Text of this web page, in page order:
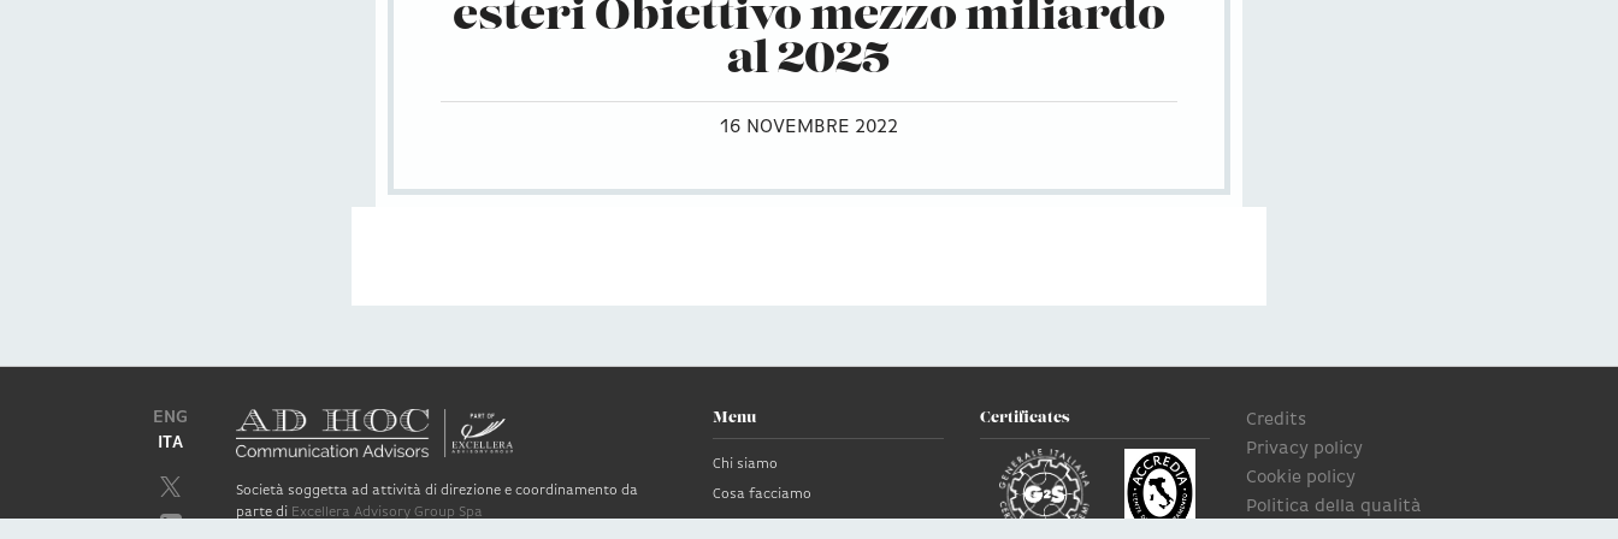
esteri Obiettivo mezzo miliardo
al 2025
16 NOVEMBRE 2022
ENG
ITA
Società soggetta ad attività di direzione e coordinamento da
parte di Excellera Advisory Group Spa
Menu
Chi siamo
Cosa facciamo
Certificates
Credits
Privacy policy
Cookie policy
Politica della qualità